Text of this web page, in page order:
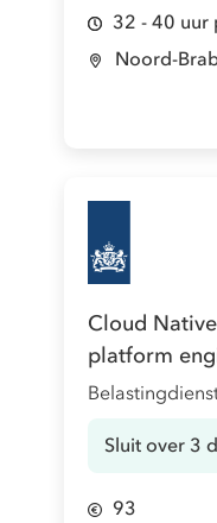
32 - 40 uur
Noord-
Cloud
platform
Sluit over 3
93